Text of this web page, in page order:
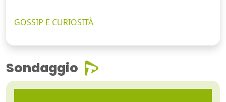
GOSSIP E CURIOSITÀ
Sondaggio